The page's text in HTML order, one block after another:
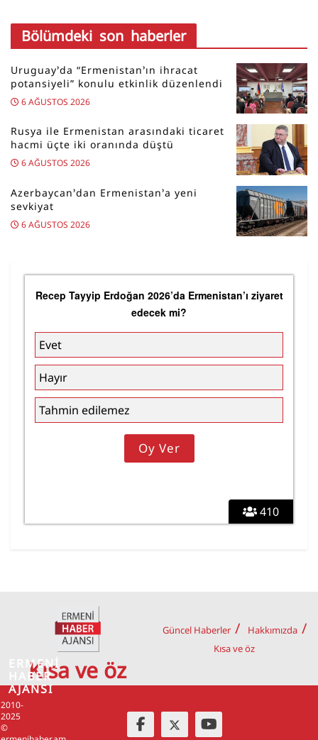
Bölümdeki son haberler
Uruguay’da “Ermenistan’ın ihracat
potansiyeli” konulu etkinlik düzenlendi
6 AĞUSTOS 2026
Rusya ile Ermenistan arasındaki ticaret
hacmi üçte iki oranında düştü
6 AĞUSTOS 2026
Azerbaycan’dan Ermenistan’a yeni
sevkiyat
6 AĞUSTOS 2026
410
Recep Tayyip Erdoğan 2026’da Ermenistan’ı ziyaret
edecek mi?
Evet
Hayır
Tahmin edilemez
Kısa ve öz
Güncel Haberler
Hakkımızda
Kısa ve öz
2010-
2025
©
ERMENİ
HABER
AJANSI